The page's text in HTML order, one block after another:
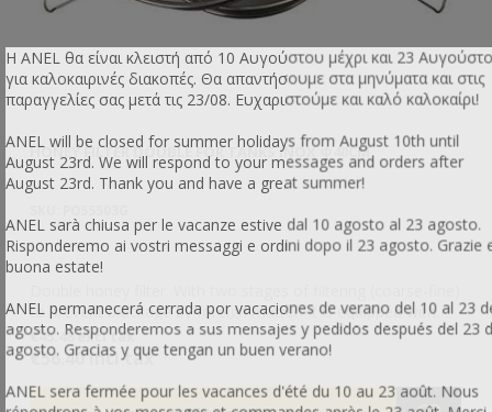
HONEY FILTER DOUBLE FOR TANKS INOX Φ40CM
to prevent blockage by foreign matter. It is equipped with
supports to fit all honey vessels.
€45.48 excl tax
€56.40 incl tax
Η ANEL θα είναι κλειστή από 10 Αυγούστου μέχρι και 23
για καλοκαιρινές διακοπές. Θα απαντήσουμε στα μηνύματα και στις
παραγγελίες σας μετά τις 23/08. Ευχαριστούμε και καλό καλοκαίρι!
ANEL will be closed for summer holidays from August 10th until
August 23rd. We will respond to your messages and orders after
August 23rd. Thank you and have a great summer!
ANEL sarà chiusa per le vacanze estive dal 10 agosto al 23 agosto.
Risponderemo ai vostri messaggi e ordini dopo il 23 agosto. Grazie
buona estate!
ANEL permanecerá cerrada por vacaciones de verano del 10 al 23
agosto. Responderemos a sus mensajes y pedidos después del 23
agosto. Gracias y que tengan un buen verano!
ANEL sera fermée pour les vacances d'été du 10 au 23 août. Nous